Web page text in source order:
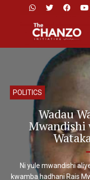
POLITICS
Wadau
Mwandishi
Ni yule mwandishi
kwamba hadhani Rais